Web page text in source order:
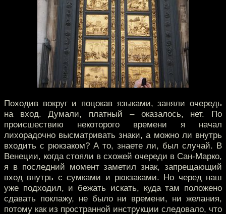
Походив вокруг и поцокав языками, заняли очередь
на вход. Думали, платный – оказалось, нет. По
происшествию некоторого времени я начал
лихорадочно высматривать знаки, а можно ли внутрь
входить с рюкзаком? А то, знаете ли, был случай. В
Венеции, когда стояли в схожей очереди в Сан-Марко,
я в последний момент заметил знак, запрещающий
вход внутрь с сумками и рюкзаками. Но черед наш
уже подходил, и бежать искать, куда там положено
сдавать поклажу, не было ни времени, ни желания,
потому как из пространной инструкции следовало, что